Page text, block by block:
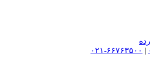
| ۰۲۱-۶۶۷۶۳۵۰۰